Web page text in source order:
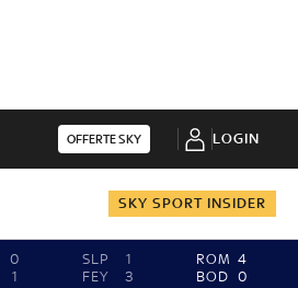
OFFERTE SKY LOGIN
SKY SPORT INSIDER
0
1
SLP
1
FEY
3
ROM 4
BOD 0